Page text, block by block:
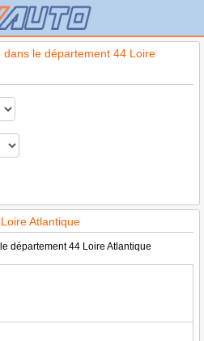
le département 44 Loire
Atlantique
département 44 Loire Atlantique